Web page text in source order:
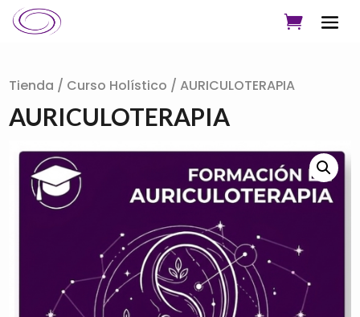
Tienda / Curso Holístico / AURICULOTERAPIA
AURICULOTERAPIA